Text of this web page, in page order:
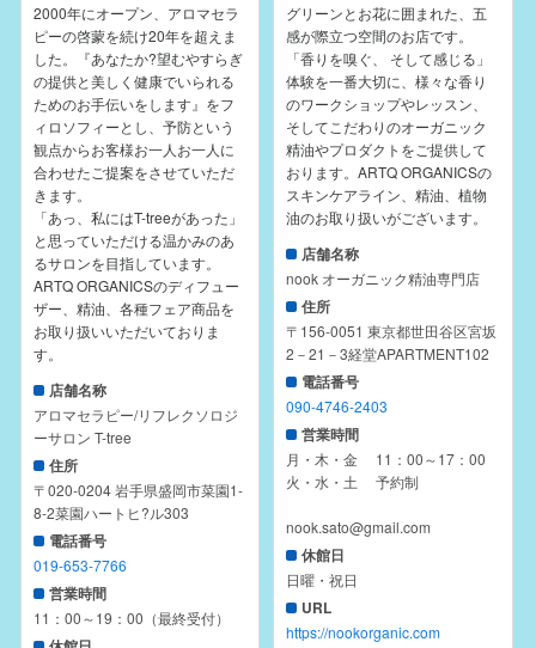
2000年にオープン、アロマセラ
ピーの啓蒙を続け20年を超えま
した。『あなたか?望むやすらぎ
の提供と美しく健康でいられる
ためのお手伝いをします』をフ
ィロソフィーとし、予防という
観点からお客様お一人お一人に
合わせたご提案をさせていただ
きます。
「あっ、私にはT-treeがあった」
と思っていただける温かみのあ
るサロンを目指しています。
ARTQ ORGANICSのディフュー
ザー、精油、各種フェア商品を
お取り扱いいただいておりま
す。
店舗名称
アロマセラピー/リフレクソロジ
ーサロン T-tree
住所
〒020-0204 岩手県盛岡市菜園1-
8-2菜園ハートヒ?ル303
電話番号
019-653-7766
営業時間
11：00～19：00（最終受付）
グリーンとお花に囲まれた、五
感が際立つ空間のお店です。
「香りを嗅ぐ、 そして感じる」
体験を一番大切に、様々な香り
のワークショップやレッスン、
そしてこだわりのオーガニック
精油やプロダクトをご提供して
おります。ARTQ ORGANICSの
スキンケアライン、精油、植物
油のお取り扱いがございます。
店舗名称
nook オーガニック精油専門店
住所
〒156-0051 東京都世田谷区宮坂
2－21－3経堂APARTMENT102
電話番号
090-4746-2403
営業時間
月・木・金 11：00～17：00
火・水・土 予約制
nook.sato@gmail.com
休館日
日曜・祝日
URL
https://nookorganic.com